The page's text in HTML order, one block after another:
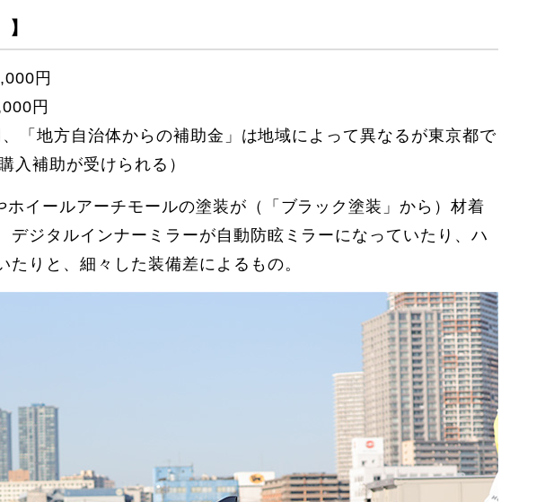
円
円
「地方自治体からの補助金」は地域によって異なるが東京都で
入補助が受けられる）
イールアーチモールの塗装が（「ブラック塗装」から）材着
デジタルインナーミラーが自動防眩ミラーになっていたり、ハ
りと、細々した装備差によるもの。